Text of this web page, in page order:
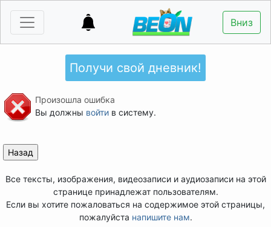
Вниз
Получи свой дневник!
Произошла ошибка
Вы должны войтив систему.
Все тексты, изображения, видеозаписи и аудиозаписи на этой
странице принадлежат пользователям.
Если вы хотите пожаловаться на содержимое этой страницы,
пожалуйста напишите нам.